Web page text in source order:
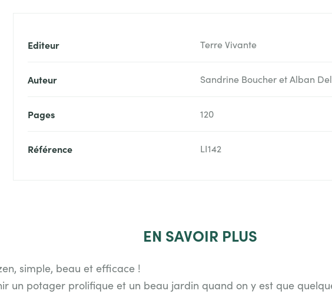
Editeur Terre Vivante
Auteur Sandrine Boucher et Alban
Pages 120
Référence LI142
EN SAVOIR PLUS
simple, beau et efficace !
un potager prolifique et un beau jardin quand on y est que